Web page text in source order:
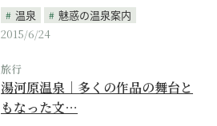
温泉
魅惑の温泉案内
2015/6/24
旅行
湯河原温泉｜多くの作品の舞台と
もなった文…